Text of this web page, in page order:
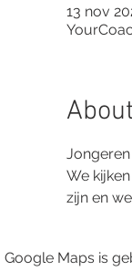
13 nov
We
zijn en
Google Maps is